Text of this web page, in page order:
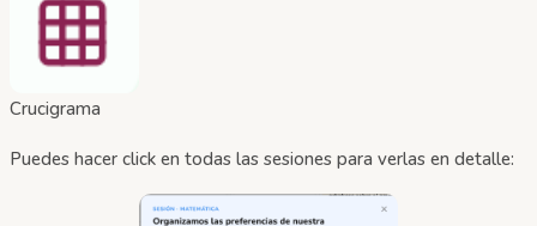
Crucigrama
Puedes hacer click en todas las sesiones para verlas en detalle: